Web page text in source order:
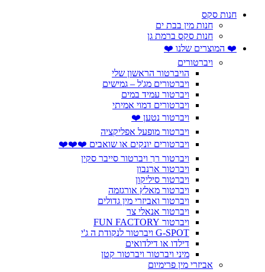
חנות סקס
חנות מין בבת ים
חנות סקס ברמת גן
❤️ המוצרים שלנו ❤️
ויברטורים
הויברטור הראשון שלי
ויברטורים מג'ל – גמישים
ויברטור עמיד במים
ויברטורים דמוי אמיתי
ויברטור נטען ❤️
ויברטור מופעל אפליקציה
ויברטורים יונקים או שואבים ❤️❤️❤️
ויברטור רך ויברטור סייבר סקין
ויברטור ארנבון
ויברטור סיליקון
ויברטור מאלץ אורגזמה
ויברטור ואביזרי מין גדולים
ויברטור אנאלי צר
ויברטור FUN FACTORY
G-SPOT ויברטור לנקודת ה ג'י
דילדו או דילדואים
מיני ויברטור ויברטור קטן
אביזרי מין פרימיום